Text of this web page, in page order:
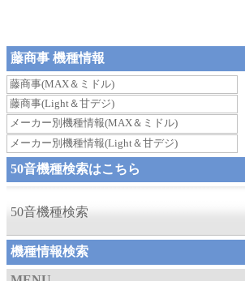
藤商事 機種情報
藤商事(MAX＆ミドル)
藤商事(Light＆甘デジ)
メーカー別機種情報(MAX＆ミドル)
メーカー別機種情報(Light＆甘デジ)
50音機種検索はこちら
50音機種検索
機種情報検索